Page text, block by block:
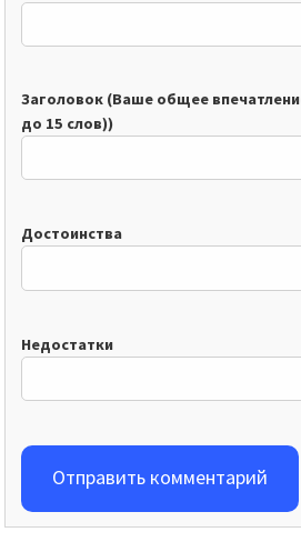
Заголовок (Ваше общее
до 15 слов))
Достоинства
Недостатки
Отправить комментарий